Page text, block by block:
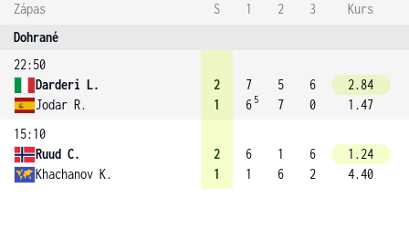
Zápas S 1 2 3
Kurs
Dohrané
22:50
Darderi L.
Jodar R.
2
1
7
6 5
5
7
6
0
2.84
1.47
15:10
Ruud C.
Khachanov K.
2
1
6
1
1
6
6
2
1.24
4.40